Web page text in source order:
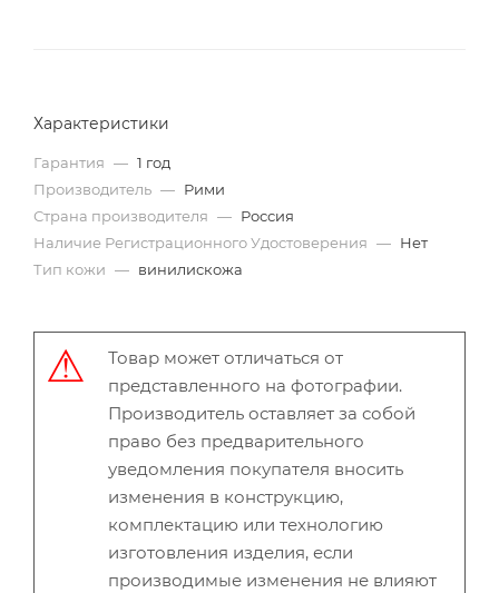
Характеристики
Гарантия — 1 год
Производитель — Рими
Страна производителя — Россия
Наличие Регистрационного Удостоверения — Нет
Тип кожи — винилискожа
Товар может отличаться от
представленного на фотографии.
Производитель оставляет за собой
право без предварительного
уведомления покупателя вносить
изменения в конструкцию,
комплектацию или технологию
изготовления изделия, если
производимые изменения не влияют